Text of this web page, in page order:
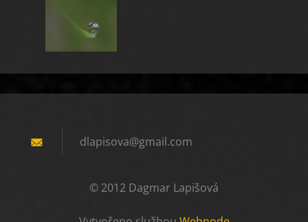
dlapisova@gmail.com
© 2012 Dagmar Lapišová